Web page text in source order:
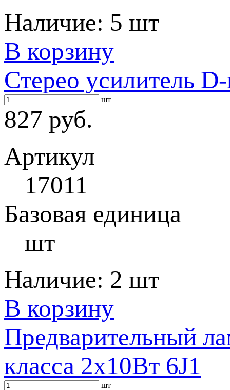
Наличие: 5 шт
В корзину
Стерео усилитель
шт
827 руб.
Артикул
17011
Базовая единица
шт
Наличие: 2 шт
В корзину
Предварительный
класса 2x10Вт 6J1
шт